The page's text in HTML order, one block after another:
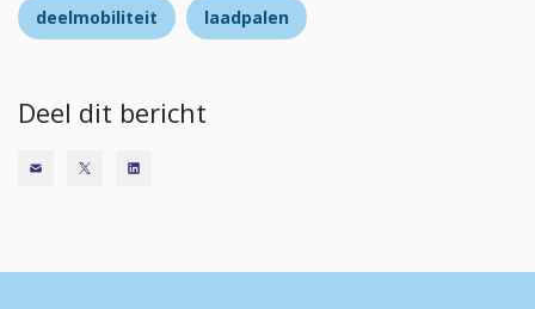
deelmobiliteit laadpalen
Deel dit bericht